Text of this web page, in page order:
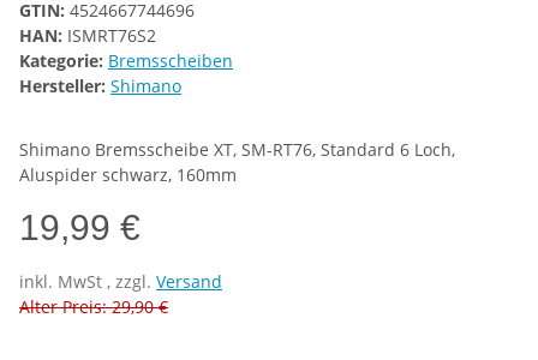
GTIN: 4524667744696
HAN: ISMRT76S2
Kategorie: Bremsscheiben
Hersteller: Shimano
Shimano Bremsscheibe XT, SM-RT76, Standard 6 Loch,
Aluspider schwarz, 160mm
19,99 €
inkl. MwSt , zzgl. Versand
Alter Preis: 29,90 €